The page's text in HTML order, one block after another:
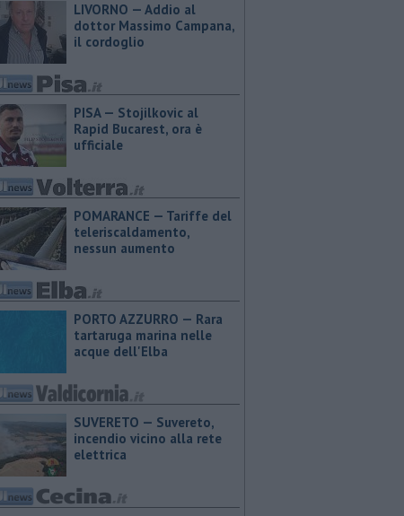
LIVORNO — Addio al
dottor Massimo Campana,
il cordoglio
PISA — Stojilkovic al
Rapid Bucarest, ora è
ufficiale
POMARANCE — Tariffe del
teleriscaldamento,
nessun aumento
PORTO AZZURRO — Rara
tartaruga marina nelle
acque dell'Elba
SUVERETO — Suvereto,
incendio vicino alla rete
elettrica